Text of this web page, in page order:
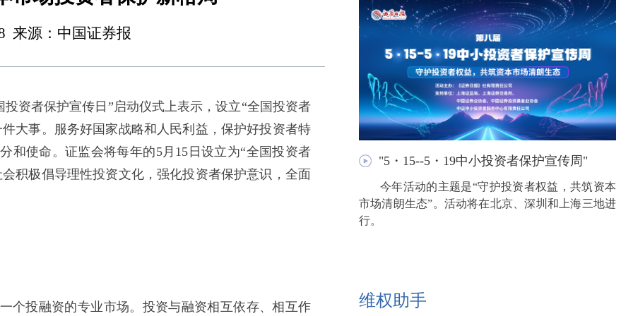
来源：中国证券报
者保护宣传日”启动仪式上表示，设立“全国投资者
大事。服务好国家战略和人民利益，保护好投资者特
和使命。证监会将每年的5月15日设立为“全国投资者
积极倡导理性投资文化，强化投资者保护意识，全面
投融资的专业市场。投资与融资相互依存、相互作
"5・15--5・19中小投资者保护宣传周"
今年活动的主题是“守护投资者权益，共筑资本
市场清朗生态”。活动将在北京、深圳和上海三地进
行。
维权助手